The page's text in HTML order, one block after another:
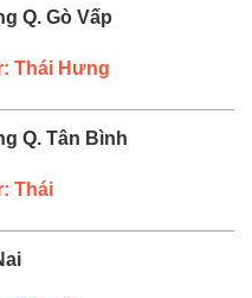
Q. Gò Vấp
Thái Hưng
Q. Tân Bình
Thái